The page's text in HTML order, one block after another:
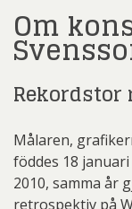
Om
Målaren,
föddes 18
2010, samma år
retrospektiv på